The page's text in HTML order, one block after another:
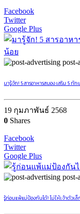
Facebook
Twitter
Google Plus
post-
มารู้จัก! 5 สารอาหารสมอง เสริม 5 ทั
19 กุมภาพันธ์ 2568
0 Shares
Facebook
Twitter
Google Plus
post-
รู้ก่อนแพ้แม่ป้องกันได้! ไม่ให้เจ้าตัวเ